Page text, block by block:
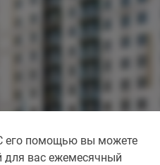
его помощью вы можете
для вас ежемесячный